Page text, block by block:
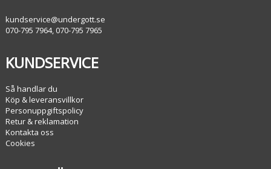
kundservice@undergott.se
070-795 7964, 070-795 7965
KUNDSERVICE
Så handlar du
Köp & leveransvillkor
Personuppgiftspolicy
Retur & reklamation
Kontakta oss
Cookies